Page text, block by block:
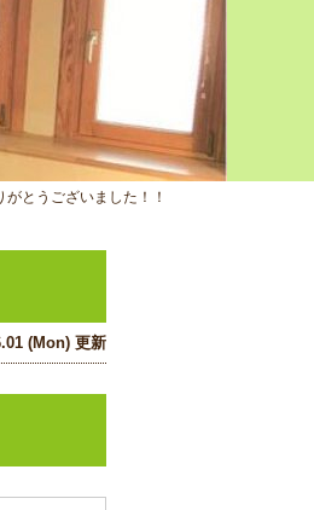
がとうございました！！
(Mon) 更新